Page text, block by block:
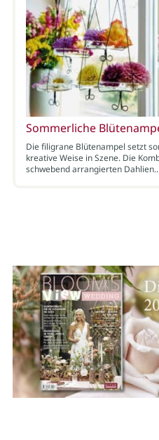
Sommerliche
Die filigrane Blütenampel setzt
kreative Weise in Szene. Die
schwebend arrangierten